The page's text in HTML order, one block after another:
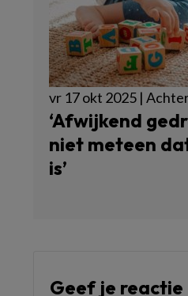
vr 17 okt 2025 |
‘Afwijkend
niet meteen
is’
Geef je reactie